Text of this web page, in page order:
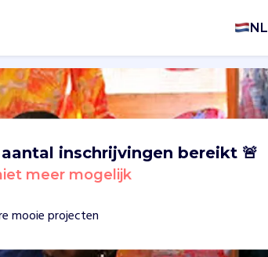
NL
inschrijvingen bereikt 🚨
meer mogelijk
mooie projecten